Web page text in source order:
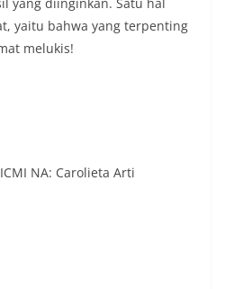
yang diinginkan. Satu hal
yaitu bahwa yang terpenting
melukis!
NA: Carolieta Arti